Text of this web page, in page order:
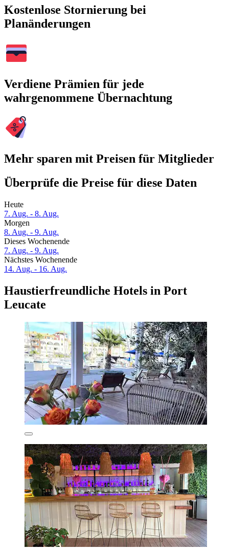
Kostenlose Stornierung bei
Planänderungen
Verdiene Prämien für jede
wahrgenommene Übernachtung
Mehr sparen mit Preisen für Mitglieder
Überprüfe die Preise für diese Daten
Heute
7. Aug. - 8. Aug.
Morgen
8. Aug. - 9. Aug.
Dieses Wochenende
7. Aug. - 9. Aug.
Nächstes Wochenende
14. Aug. - 16. Aug.
Haustierfreundliche Hotels in Port
Leucate